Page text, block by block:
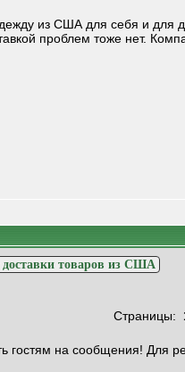
из США для себя и для
проблем тоже нет.
доставки товаров из США
Страницы:
гостям на сообщения! Для